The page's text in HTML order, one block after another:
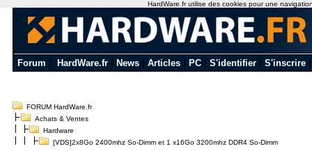
Forum HardWare.fr News Articles PC S'identifier S'inscrire
FORUM HardWare.fr
Achats & Ventes
Hardware
[VDS]2x8Go 2400mhz So-Dimm et 1 x16Go 3200mhz DDR4 So-Dimm
HardWare.fr utilise des cookies pour une